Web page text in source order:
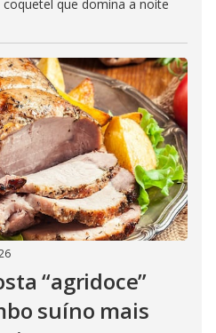
que domina a noite
“agridoce”
suíno mais